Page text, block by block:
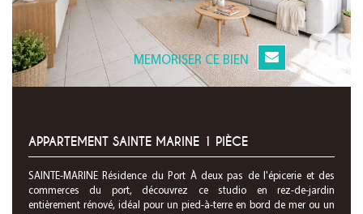
MEMORISER CE BIEN
APPARTEMENT SAINTE MARINE 1 PIÈCE
SAINTE-MARINE Résidence du Port À deux pas de l'épicerie et des
commerces du port, découvrez ce studio en rez-de-jardin
entièrement rénové, idéal pour un pied-à-terre en bord de mer ou un